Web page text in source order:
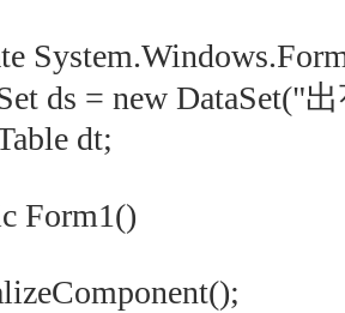
ds = new DataSet("
dt;
Form1()